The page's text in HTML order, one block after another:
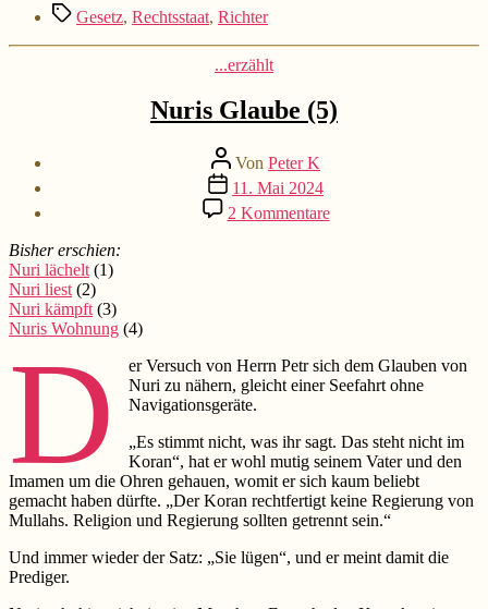
Schlagwörter
Gesetz, Rechtsstaat, Richter
Kategorien
...erzählt
Nuris Glaube (5)
Beitragsautor
Von Peter K
Beitragsdatum
11. Mai 2024
2 Kommentarezu
Nuris
Bisher erschien:
Nuri lächelt (1)
Nuri liest (2)
Nuri kämpft (3)
Nuris Wohnung (4)
D
er Versuch von Herrn Petr sich dem Glauben von
Nuri zu nähern, gleicht einer Seefahrt ohne
Navigationsgeräte.
„Es stimmt nicht, was ihr sagt. Das steht nicht im
Koran“, hat er wohl mutig seinem Vater und den
Imamen um die Ohren gehauen, womit er sich kaum beliebt
gemacht haben dürfte. „Der Koran rechtfertigt keine Regierung von
Mullahs. Religion und Regierung sollten getrennt sein.“
Und immer wieder der Satz: „Sie lügen“, und er meint damit die
Prediger.